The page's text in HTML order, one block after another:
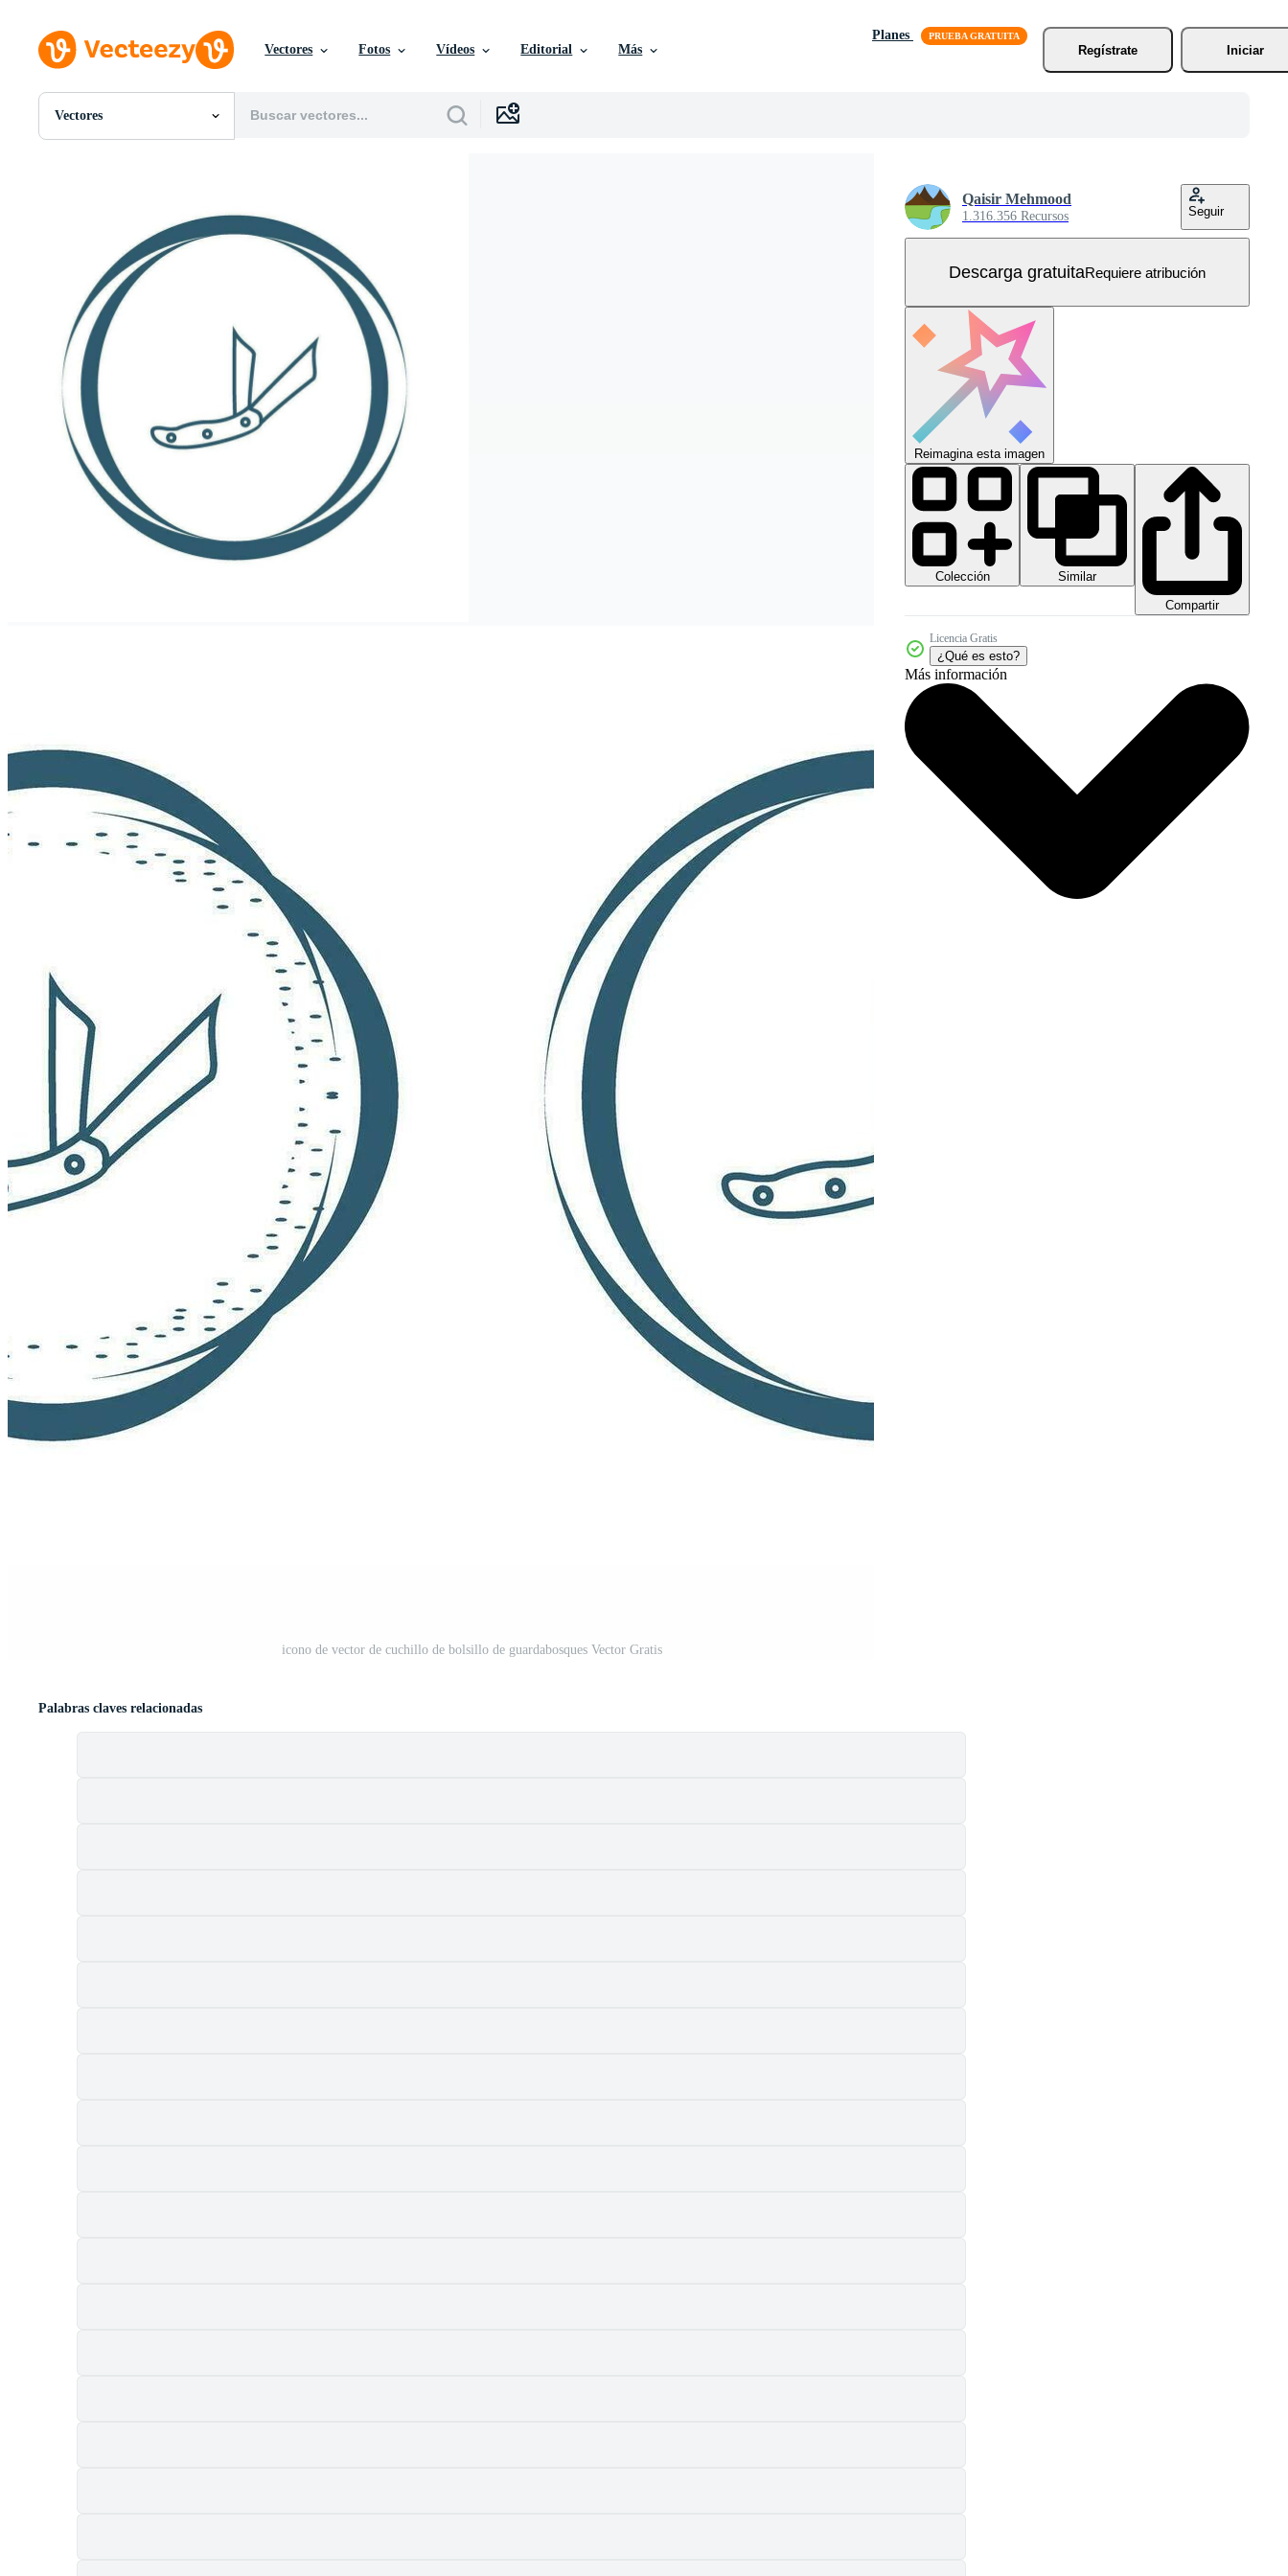
Vectores Fotos Vídeos Editorial Más
Planes
Regístrate
Iniciar
Vectores
Todas Imágenes
Vectores
Videos
Gráficos en Movimiento
Imágenes Editoriales
Eventos Editoriales
icono de vector de cuchillo de bolsillo de guardabosques Vector Gratis
Qaisir Mehmood
1.316.356 Recursos Seguir
Descarga gratuitaRequiere atribución
Reimagina esta imagen
Colección
Similar
Compartir
Licencia Gratis
¿Qué es esto?
Más información
Palabras claves relacionadas